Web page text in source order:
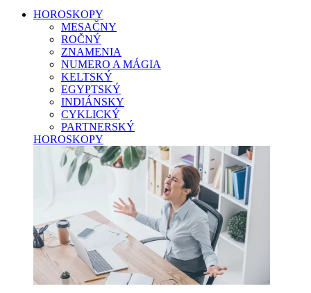
HOROSKOPY
MESAČNY
ROČNÝ
ZNAMENIA
NUMERO A MÁGIA
KELTSKÝ
EGYPTSKÝ
INDIÁNSKY
CYKLICKÝ
PARTNERSKÝ
HOROSKOPY